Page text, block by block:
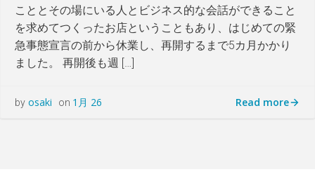
こととその場にいる人とビジネス的な会話ができること
を求めてつくったお店ということもあり、はじめての緊
急事態宣言の前から休業し、再開するまで5カ月かかり
ました。 再開後も週 […]
by osaki on 1月 26 Read more